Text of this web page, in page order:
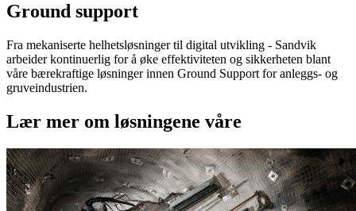
Ground support
Fra mekaniserte helhetsløsninger til digital utvikling - Sandvik
arbeider kontinuerlig for å øke effektiviteten og sikkerheten blant
våre bærekraftige løsninger innen Ground Support for anleggs- og
gruveindustrien.
Lær mer om løsningene våre